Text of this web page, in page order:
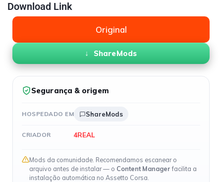
Download Link
Original
ShareMods
Segurança & origem
HOSPEDADO EM ShareMods
CRIADOR 4REAL
Mods da comunidade. Recomendamos escanear o
arquivo antes de instalar — o Content Managerfacilita a
instalação automática no Assetto Corsa.